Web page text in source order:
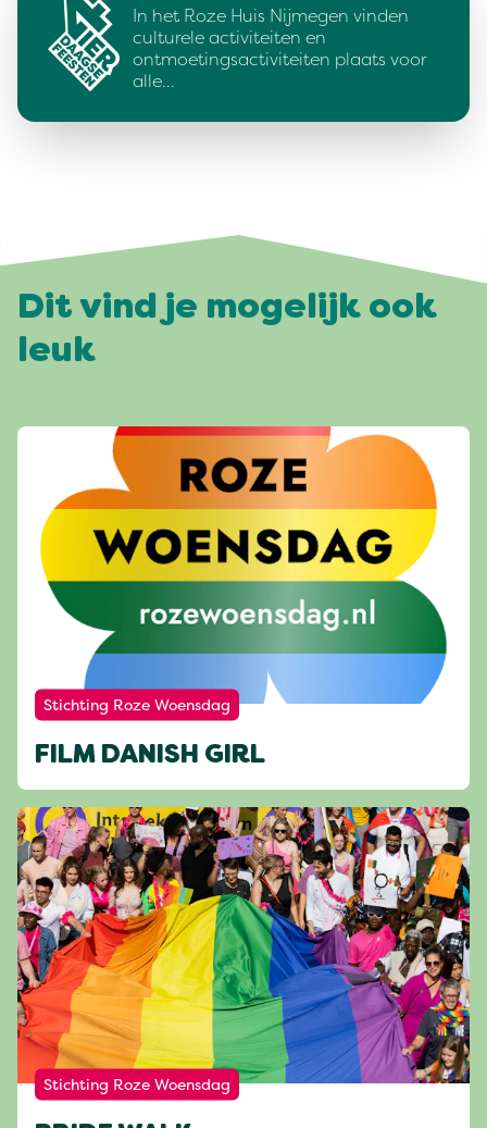
In het Roze Huis Nijmegen vinden
culturele activiteiten en
ontmoetingsactiviteiten plaats voor
alle…
Dit vind je mogelijk ook
leuk
Stichting Roze Woensdag
FILM DANISH GIRL
Stichting Roze Woensdag